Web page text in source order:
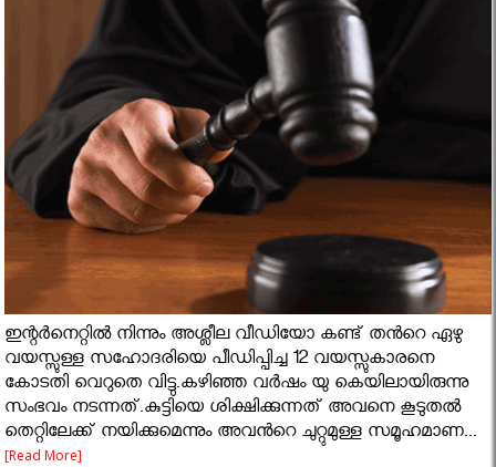
ഇന്റർനെറ്റിൽ നിന്നും അശ്ലീല വീഡിയോ കണ്ട് തൻറെ ഏഴു
വയസ്സുള്ള സഹോദരിയെ പീഡിപ്പിച്ച 12 വയസ്സുകാരനെ
കോടതി വെറുതെ വിട്ടു.കഴിഞ്ഞ വർഷം യു കെയിലായിരുന്നു
സംഭവം നടന്നത്.കുട്ടിയെ ശിക്ഷിക്കുന്നത് അവനെ കൂടുതൽ
തെറ്റിലേക്ക് നയിക്കുമെന്നും അവൻറെ ചുറ്റുമുള്ള സമൂഹമാണ...
[Read More]